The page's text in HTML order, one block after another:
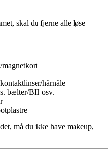
skal du fjerne alle løse
hårnåle
bælter/BH osv.
må du ikke have makeup,